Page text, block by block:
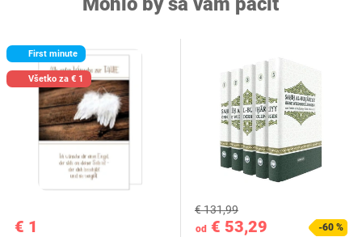
First minute
Všetko za € 1
€ 1 od € 53,29
€ 131,99
-60 %